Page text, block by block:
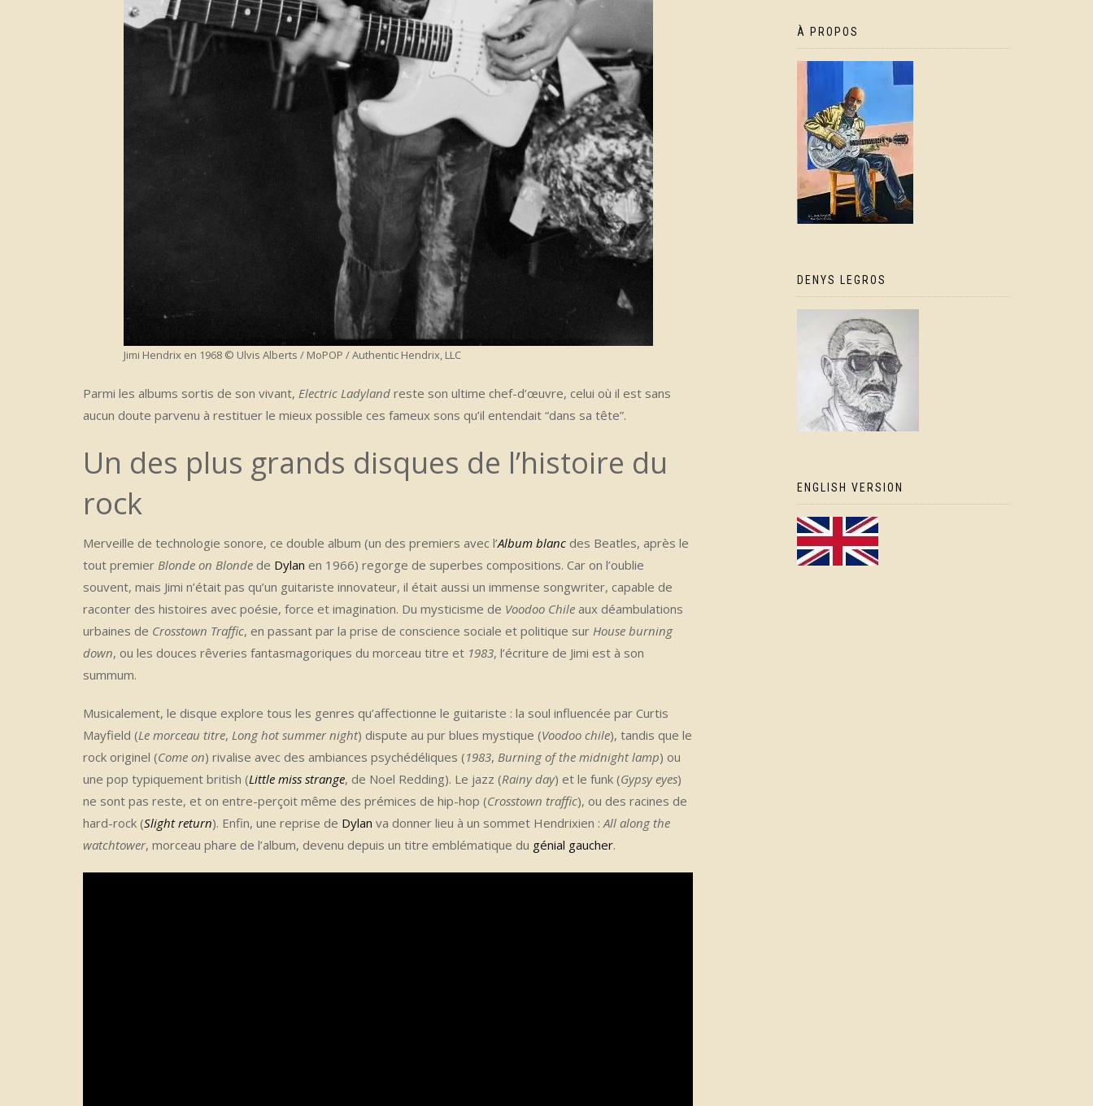
Jimi Hendrix en 1968 © Ulvis Alberts / MoPOP / Authentic Hendrix, LLC
Parmi les albums sortis de son vivant, Electric Ladyland reste son ultime chef-d’œuvre, celui où il est sans
aucun doute parvenu à restituer le mieux possible ces fameux sons qu’il entendait “dans sa tête”.
Un des plus grands disques de l’histoire du
rock
Merveille de technologie sonore, ce double album (un des premiers avec l’Album blanc des Beatles, après le
tout premier Blonde on Blonde de Dylan en 1966) regorge de superbes compositions. Car on l’oublie
souvent, mais Jimi n’était pas qu’un guitariste innovateur, il était aussi un immense songwriter, capable de
raconter des histoires avec poésie, force et imagination. Du mysticisme de Voodoo Chile aux déambulations
urbaines de Crosstown Traffic, en passant par la prise de conscience sociale et politique sur House burning
down, ou les douces rêveries fantasmagoriques du morceau titre et 1983, l’écriture de Jimi est à son
summum.
Musicalement, le disque explore tous les genres qu’affectionne le guitariste : la soul influencée par Curtis
Mayfield (Le morceau titre, Long hot summer night) dispute au pur blues mystique (Voodoo chile), tandis que le
rock originel (Come on) rivalise avec des ambiances psychédéliques (1983, Burning of the midnight lamp) ou
une pop typiquement british (Little miss strange, de Noel Redding). Le jazz (Rainy day) et le funk (Gypsy eyes)
ne sont pas reste, et on entre-perçoit même des prémices de hip-hop (Crosstown traffic), ou des racines de
hard-rock (Slight return). Enfin, une reprise de Dylan va donner lieu à un sommet Hendrixien :All along the
watchtower, morceau phare de l’album, devenu depuis un titre emblématique du génial gaucher.
À PROPOS
DENYS LEGROS
ENGLISH VERSION